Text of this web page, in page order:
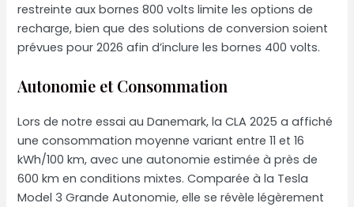
restreinte aux bornes 800 volts limite les options de
recharge, bien que des solutions de conversion soient
prévues pour 2026 afin d’inclure les bornes 400 volts.
Autonomie et Consommation
Lors de notre essai au Danemark, la CLA 2025 a affiché
une consommation moyenne variant entre 11 et 16
kWh/100 km, avec une autonomie estimée à près de
600 km en conditions mixtes. Comparée à la Tesla
Model 3 Grande Autonomie, elle se révèle légèrement